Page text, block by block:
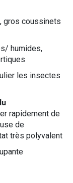
gros coussinets
humides,
les insectes
rapidement de
de
très polyvalent